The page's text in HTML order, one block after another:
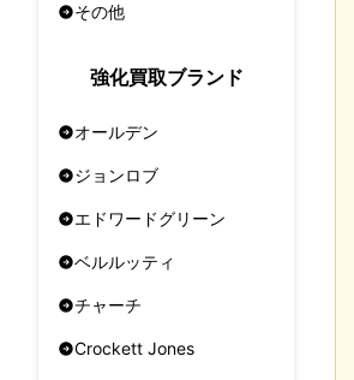
その他
強化買取ブランド
オールデン
ジョンロブ
エドワードグリーン
ベルルッティ
チャーチ
Crockett Jones